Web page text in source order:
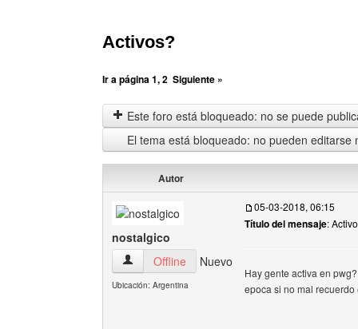
Activos?
Ir a página1,2 Siguiente »
Este foro está bloqueado: no se puede
El tema está bloqueado: no pueden editarse
Autor
nostalgico
nostalgico Ver perfil del usuario
Offline Nuevo
Ubicación: Argentina
05-03-2018, 06:15
Título del mensaje:
Hay gente activa en
epoca si no mal